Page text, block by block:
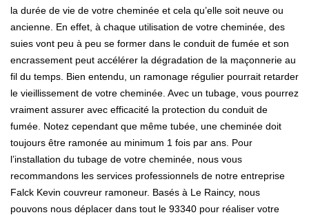
la durée de vie de votre cheminée et cela qu’elle soit neuve ou
ancienne. En effet, à chaque utilisation de votre cheminée, des
suies vont peu à peu se former dans le conduit de fumée et son
encrassement peut accélérer la dégradation de la maçonnerie au
fil du temps. Bien entendu, un ramonage régulier pourrait retarder
le vieillissement de votre cheminée. Avec un tubage, vous pourrez
vraiment assurer avec efficacité la protection du conduit de
fumée. Notez cependant que même tubée, une cheminée doit
toujours être ramonée au minimum 1 fois par ans. Pour
l’installation du tubage de votre cheminée, nous vous
recommandons les services professionnels de notre entreprise
Falck Kevin couvreur ramoneur. Basés à Le Raincy, nous
pouvons nous déplacer dans tout le 93340 pour réaliser votre